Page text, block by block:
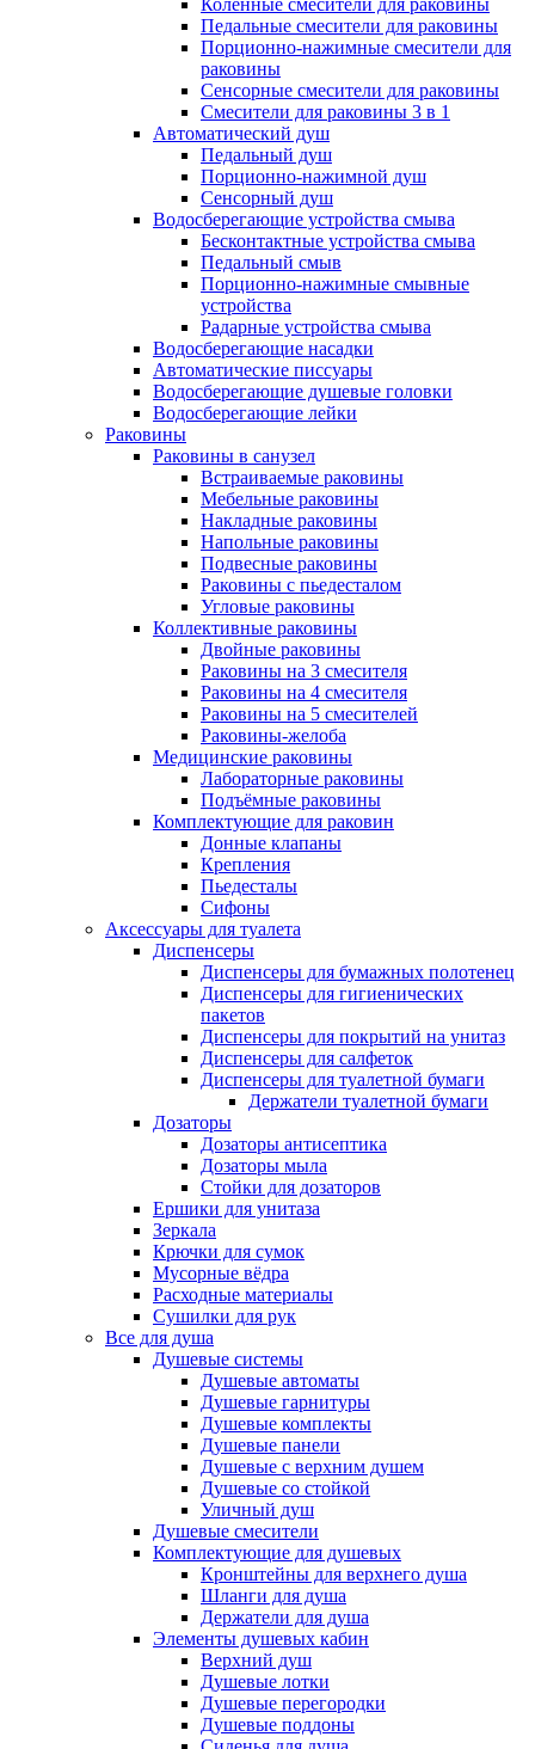
Коленные смесители для раковины
Педальные смесители для раковины
Порционно-нажимные смесители для
раковины
Сенсорные смесители для раковины
Смесители для раковины 3 в 1
Автоматический душ
Педальный душ
Порционно-нажимной душ
Сенсорный душ
Водосберегающие устройства смыва
Бесконтактные устройства смыва
Педальный смыв
Порционно-нажимные смывные
устройства
Радарные устройства смыва
Водосберегающие насадки
Автоматические писсуары
Водосберегающие душевые головки
Водосберегающие лейки
Раковины
Раковины в санузел
Встраиваемые раковины
Мебельные раковины
Накладные раковины
Напольные раковины
Подвесные раковины
Раковины с пьедесталом
Угловые раковины
Коллективные раковины
Двойные раковины
Раковины на 3 смесителя
Раковины на 4 смесителя
Раковины на 5 смесителей
Раковины-желоба
Медицинские раковины
Лабораторные раковины
Подъёмные раковины
Комплектующие для раковин
Донные клапаны
Крепления
Пьедесталы
Сифоны
Аксессуары для туалета
Диспенсеры
Диспенсеры для бумажных полотенец
Диспенсеры для гигиенических
пакетов
Диспенсеры для покрытий на унитаз
Диспенсеры для салфеток
Диспенсеры для туалетной бумаги
Держатели туалетной бумаги
Дозаторы
Дозаторы антисептика
Дозаторы мыла
Стойки для дозаторов
Ершики для унитаза
Зеркала
Крючки для сумок
Мусорные вёдра
Расходные материалы
Сушилки для рук
Все для душа
Душевые системы
Душевые автоматы
Душевые гарнитуры
Душевые комплекты
Душевые панели
Душевые с верхним душем
Душевые со стойкой
Уличный душ
Душевые смесители
Комплектующие для душевых
Кронштейны для верхнего душа
Шланги для душа
Держатели для душа
Элементы душевых кабин
Верхний душ
Душевые лотки
Душевые перегородки
Душевые поддоны